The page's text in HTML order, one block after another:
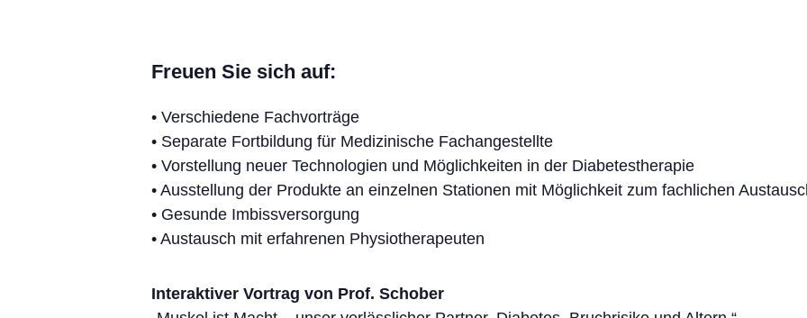
Freuen Sie sich auf:
• Verschiedene Fachvorträge
• Separate Fortbildung für Medizinische Fachangestellte
• Vorstellung neuer Technologien und Möglichkeiten in der Diabetestherapie
• Ausstellung der Produkte an einzelnen Stationen mit Möglichkeit zum fachlichen
• Gesunde Imbissversorgung
• Austausch mit erfahrenen Physiotherapeuten
Interaktiver Vortrag von Prof. Schober